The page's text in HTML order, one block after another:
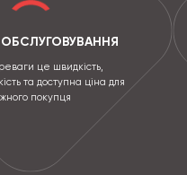
ОБСЛУГОВУВАННЯ
це швидкість,
та доступна ціна для
покупця